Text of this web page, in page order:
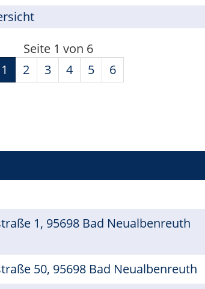
Seite 1 von 6
1
2 3 4 5 6
1, 95698 Bad Neualbenreuth
50, 95698 Bad Neualbenreuth